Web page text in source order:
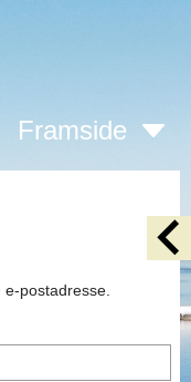
Framside
e-postadresse.